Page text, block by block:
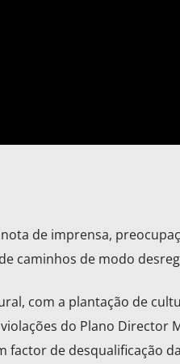
de imprensa,
caminhos de modo
com a plantação de
do Plano Director
factor de desqualificação